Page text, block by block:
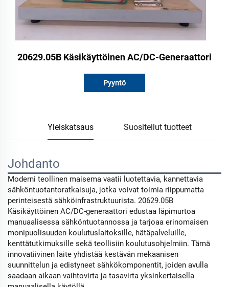
20629.05B Käsikäyttöinen AC/DC-Generaattori
Pyyntö
Yleiskatsaus Suositellut tuotteet
Johdanto
Moderni teollinen maisema vaatii luotettavia, kannettavia
sähköntuotantoratkaisuja, jotka voivat toimia riippumatta
perinteisestä sähköinfrastruktuurista. 20629.05B
Käsikäyttöinen AC/DC-generaattori edustaa läpimurtoa
manuaalisessa sähköntuotannossa ja tarjoaa erinomaisen
monipuolisuuden koulutuslaitoksille, hätäpalveluille,
kenttätutkimuksille sekä teollisiin koulutusohjelmiin. Tämä
innovatiivinen laite yhdistää kestävän mekaanisen
suunnittelun ja edistyneet sähkökomponentit, joiden avulla
saadaan aikaan vaihtovirta ja tasavirta yksinkertaisella